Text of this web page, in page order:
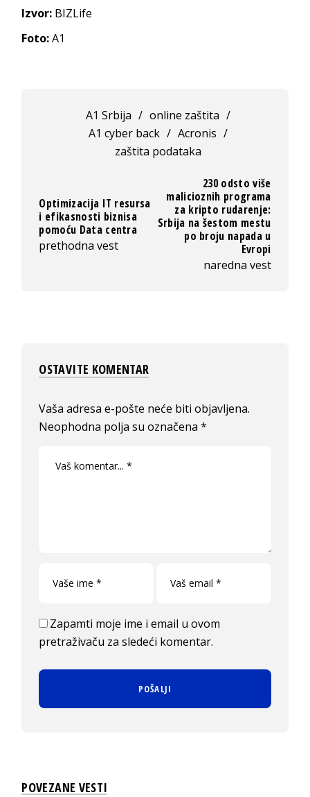
Izvor: BIZLife
Foto:A1
A1 Srbija / online zaštita /
A1 cyber back / Acronis /
zaštita podataka
Optimizacija IT resursa
i efikasnosti biznisa
pomoću Data centra
prethodna vest
230 odsto više
malicioznih programa
za kripto rudarenje:
Srbija na šestom mestu
po broju napada u
Evropi
naredna vest
OSTAVITE KOMENTAR
Vaša adresa e-pošte neće biti objavljena.
Neophodna polja su označena*
Zapamti moje ime i email u ovom
pretraživaču za sledeći komentar.
POVEZANE VESTI